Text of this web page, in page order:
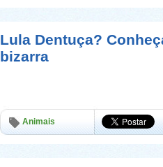
Lula Dentuça?
bizarra
Animais